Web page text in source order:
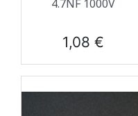
4.7NF 1000V
Prix
1,08 €